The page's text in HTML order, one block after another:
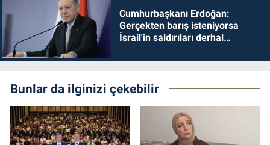
Cumhurbaşkanı Erdoğan:
Gerçekten barış isteniyorsa
İsrail'in saldırıları derhal
Bunlar da ilginizi çekebilir